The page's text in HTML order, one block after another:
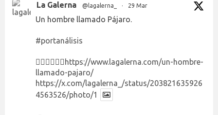
La Galerna @lagalerna_ · 29 Mar
Un hombre llamado Pájaro.
#portanálisis
👉🏻👉🏻👉🏻 https://www.lagalerna.com/un-hombre-
llamado-pajaro/
https://x.com/lagalerna_/status/203821635926
4563526/photo/1